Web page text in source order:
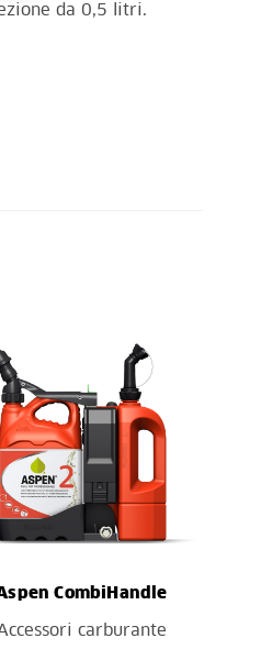
da 0,5 litri.
CombiHandle
carburante